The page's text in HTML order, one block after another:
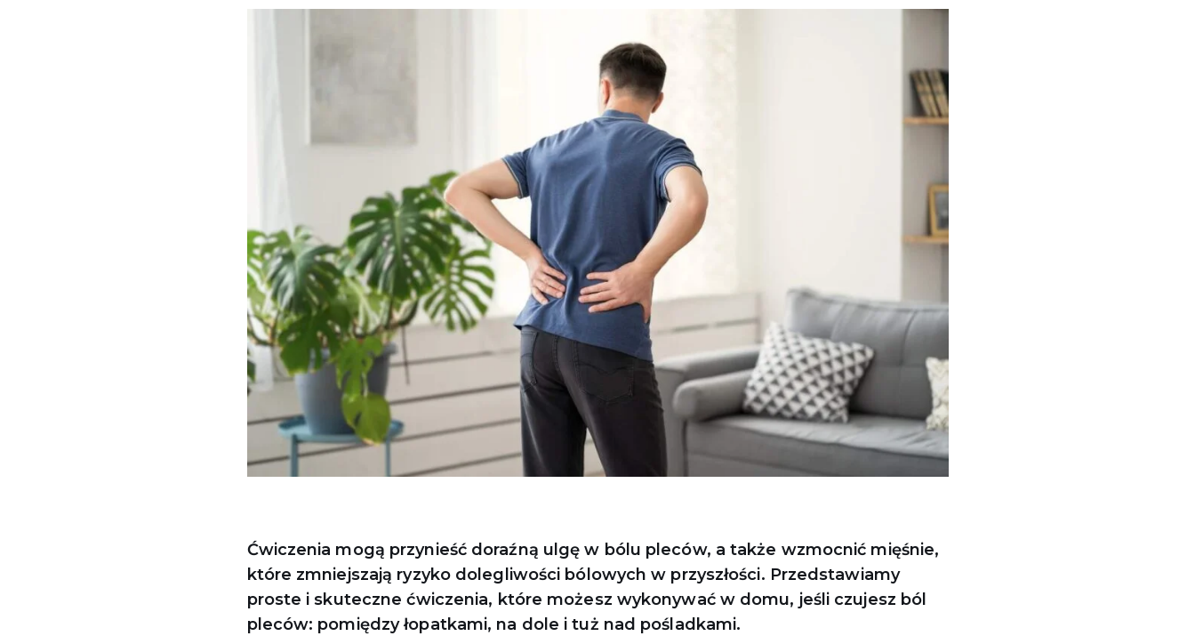
Ćwiczenia mogą przynieść doraźną ulgę w bólu pleców, a także wzmocnić mięśnie,
które zmniejszają ryzyko dolegliwości bólowych w przyszłości. Przedstawiamy
proste i skuteczne ćwiczenia, które możesz wykonywać w domu, jeśli czujesz ból
pleców: pomiędzy łopatkami, na dole i tuż nad pośladkami.